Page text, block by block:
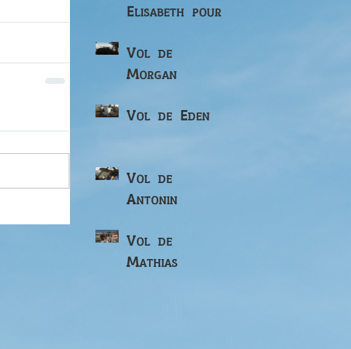
Elisabeth pour
Vol de
Morgan
Vol de Eden
Vol de
Antonin
Vol de
Mathias